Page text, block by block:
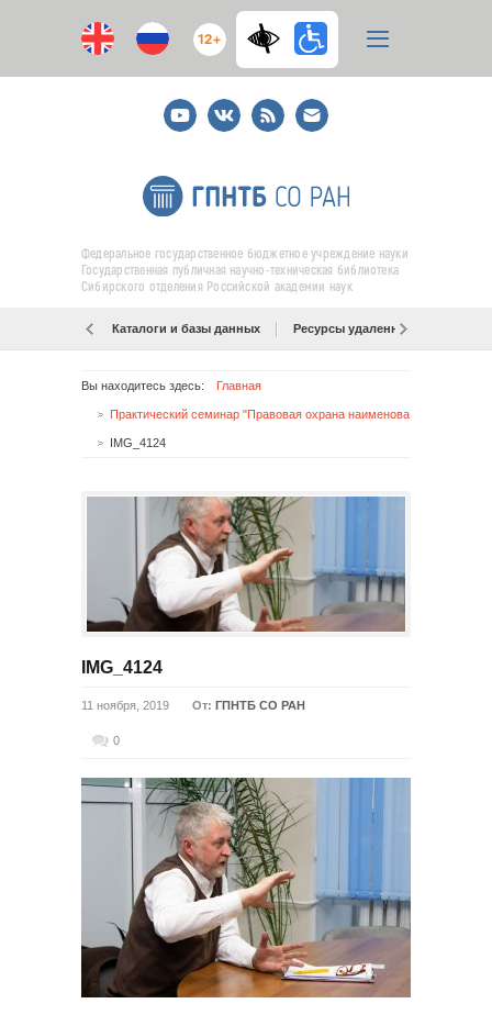
12+
YoutubeВКонтакте
RSS
E-
mail
подписка
Федеральное государственное бюджетное учреждение науки
Государственная публичная научно-техническая библиотека
Сибирского отделения Российской академии наук
Каталоги и базы данных Ресурсы удаленного доступа
Вы находитесь здесь: Главная
IMG_4124
IMG_4124
11 ноября, 2019 От: ГПНТБ СО РАН
0